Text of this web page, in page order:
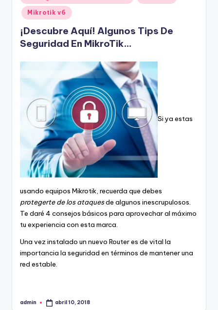
en
Mikrotik v6
¡Descubre Aquí! Algunos Tips De
Seguridad En MikroTik…
Si ya estas
usando equipos Mikrotik, recuerda que debes
protegerte de los ataquesde algunos inescrupulosos.
Te daré 4 consejos básicos para aprovechar al máximo
tu experiencia con esta marca.
Una vez instalado un nuevo Router es de vital la
importancia la seguridad en términos de mantener una
red estable.
Publicado
admin abril 10, 2018